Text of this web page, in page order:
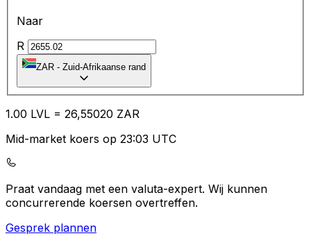
Naar
R
ZAR - Zuid-Afrikaanse rand
1.00 LVL = 26,55020 ZAR
Mid-market koers op 23:03 UTC
Praat vandaag met een valuta-expert. Wij kunnen
concurrerende koersen overtreffen.
Gesprek plannen